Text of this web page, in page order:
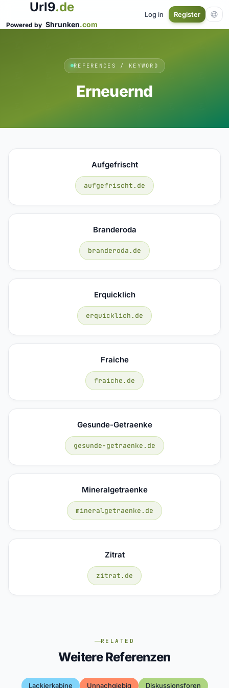
Url9.de
Powered by Shrunken.com
Log in Register
REFERENCES / KEYWORD
Erneuernd
Aufgefrischt
aufgefrischt.de
Branderoda
branderoda.de
Erquicklich
erquicklich.de
Fraiche
fraiche.de
Gesunde-Getraenke
gesunde-getraenke.de
Mineralgetraenke
mineralgetraenke.de
Zitrat
zitrat.de
RELATED
Weitere Referenzen
Lackierkabine Unnachgiebig Diskussionsforen